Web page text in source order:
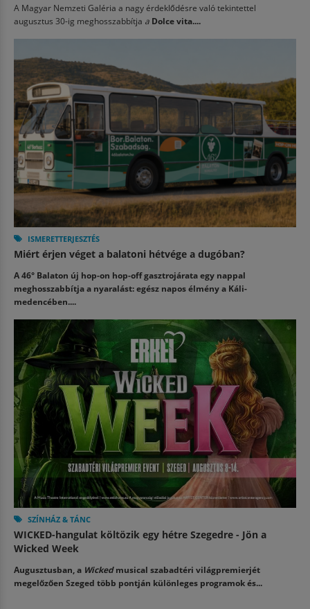
A Magyar Nemzeti Galéria a nagy érdeklődésre való tekintettel
augusztus 30-ig meghosszabbítja a Dolce vita....
ISMERETTERJESZTÉS
Miért érjen véget a balatoni hétvége a dugóban?
A 46° Balaton új hop-on hop-off gasztrojárata egy nappal
meghosszabbítja a nyaralást: egész napos élmény a Káli-
medencében....
SZÍNHÁZ & TÁNC
WICKED-hangulat költözik egy hétre Szegedre - Jön a
Wicked Week
Augusztusban, a Wickedmusical szabadtéri világpremierjét
megelőzően Szeged több pontján különleges programok és...